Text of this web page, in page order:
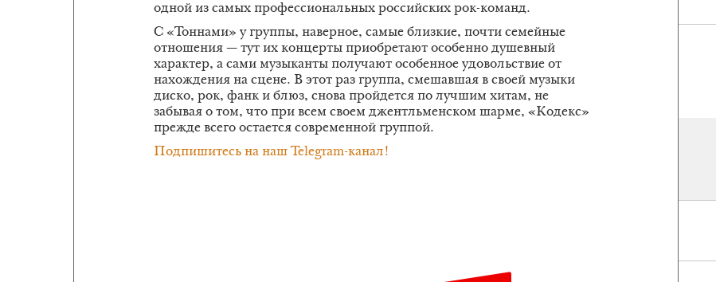
одной из самых профессиональных российских рок-команд.
С «Тоннами» у группы, наверное, самые близкие, почти семейные
отношения — тут их концерты приобретают особенно душевный
характер, а сами музыканты получают особенное удовольствие от
нахождения на сцене. В этот раз группа, смешавшая в своей музыки
диско, рок, фанк и блюз, снова пройдется по лучшим хитам, не
забывая о том, что при всем своем джентльменском шарме, «Кодекс»
прежде всего остается современной группой.
Подпишитесь на наш Telegram-канал!